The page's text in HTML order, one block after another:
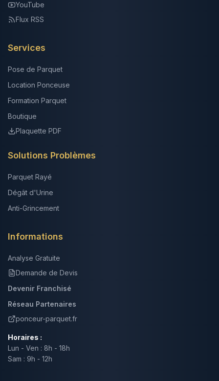
YouTube
Flux RSS
Services
Pose de Parquet
Location Ponceuse
Formation Parquet
Boutique
Plaquette PDF
Solutions Problèmes
Parquet Rayé
Dégât d'Urine
Anti-Grincement
Informations
Analyse Gratuite
Demande de Devis
Devenir Franchisé
Réseau Partenaires
ponceur-parquet.fr
Horaires :
Lun - Ven : 8h - 18h
Sam : 9h - 12h